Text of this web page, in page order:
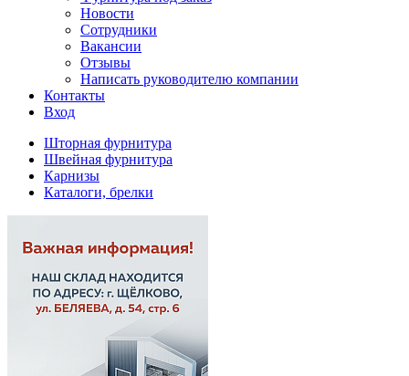
Новости
Сотрудники
Вакансии
Отзывы
Написать руководителю компании
Контакты
Вход
Шторная фурнитура
Швейная фурнитура
Карнизы
Каталоги, брелки